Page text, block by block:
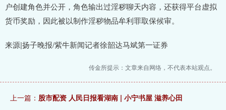
户创建角色并公开，角色输出过淫秽聊天内容，还获得平台虚拟
货币奖励，因此被以制作淫秽物品牟利罪取保候审。
来源|扬子晚报/紫牛新闻记者徐韶达马斌第一证券
传金所提示：文章来自网络，不代表本站观点。
上一篇： 股市配资 人民日报看湖南 | 小宁书屋 滋养心田